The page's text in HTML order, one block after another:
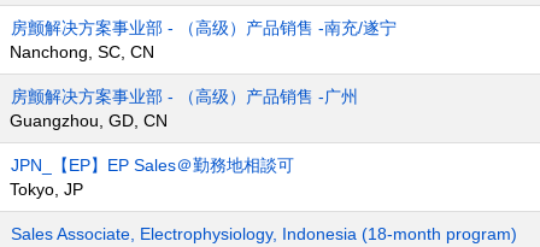
房颤解决方案事业部 - （高级）产品销售 -南充/遂宁
Nanchong, SC, CN
房颤解决方案事业部 - （高级）产品销售 -广州
Guangzhou, GD, CN
JPN_【EP】EP Sales＠勤務地相談可
Tokyo, JP
Sales Associate, Electrophysiology, Indonesia (18-month program)